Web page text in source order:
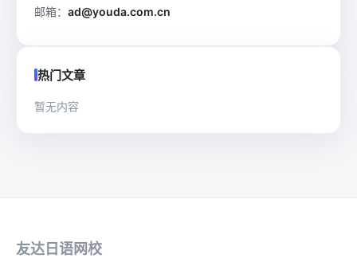
邮箱： ad@youda.com.cn
热门文章
暂无内容
友达日语网校